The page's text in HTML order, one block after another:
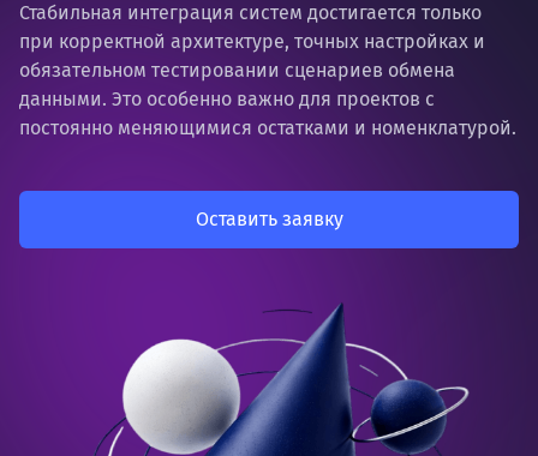
Стабильная интеграция систем достигается только
при корректной архитектуре, точных настройках и
обязательном тестировании сценариев обмена
данными. Это особенно важно для проектов с
постоянно меняющимися остатками и номенклатурой.
Оставить заявку